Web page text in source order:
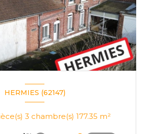
HERMIES (62147)
Maison 4 pièce(s) 3 chambre(s) 177.35 m²